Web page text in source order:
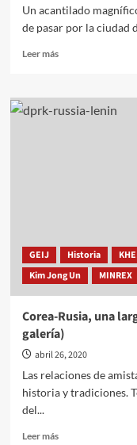
Un acantilado
de pasar por la ciudad
Leer másLeer
El
acantilado
GEIJ Historia
Kim Jong Un
MINREX
Corea-Rusia, una
galería)
abril 26, 2020
Las relaciones de
historia y tradiciones.
del...
Leer másLeer